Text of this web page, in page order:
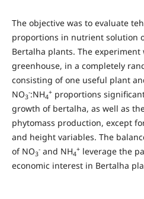
The objective was to evaluate
proportions in nutrient solution
Bertalha plants. The experiment
greenhouse, in a completely
consisting of one useful plant
NO3
-:NH4
+proportions
growth of bertalha, as well as
phytomass production, except
and height variables. The
of NO3
-and NH4
+leverage the
economic interest in Bertalha